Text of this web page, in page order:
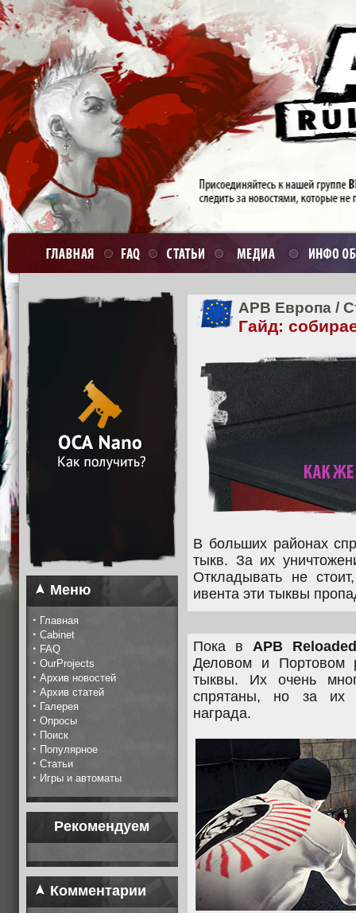
Меню
· Главная
· Cabinet
· FAQ
· OurProjects
· Архив новостей
· Архив статей
· Галерея
· Опросы
· Поиск
· Популярное
· Статьи
· Игры и автоматы
Рекомендуем
Комментарии
APB Европа /
Гайд:
В больших районах
тыкв. За их
Откладывать не
ивента эти тыквы
Пока в APB Reloaded
Деловом и Портовом
тыквы. Их очень
спрятаны, но за их
награда.